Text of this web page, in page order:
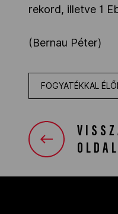
rekord, illetve 1
(Bernau Péter)
FOGYATÉKKAL